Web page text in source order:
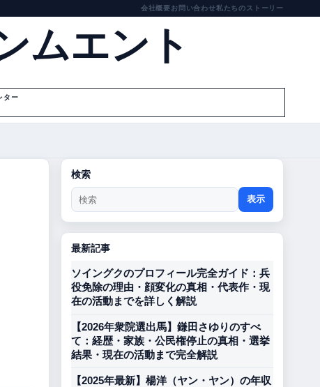
会社概要お問い合わせ私たちのストーリー
ムエント
ター
検索
表示
最新記事
ソイングクのプロフィール完全ガイド：兵
役免除の理由・顔変化の真相・代表作・現
在の活動までを詳しく解説
【2026年衆院選出馬】鎌田さゆりのすべ
て：経歴・家族・公民権停止の真相・選挙
結果・現在の活動まで完全解説
【2025年最新】楊洋（ヤン・ヤン）の年収